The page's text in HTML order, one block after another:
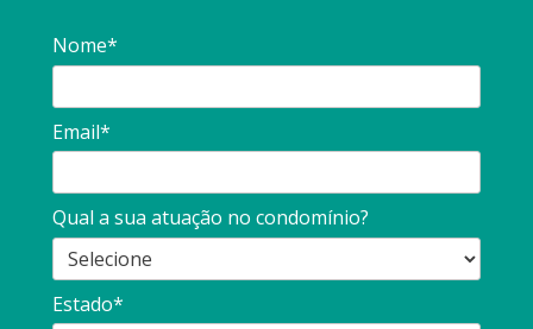
Nome*
Email*
Qual a sua atuação no condomínio?
Estado*